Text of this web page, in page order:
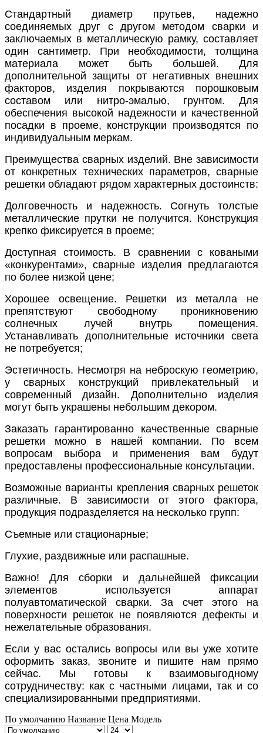
Стандартный диаметр прутьев, надежно
соединяемых друг с другом методом сварки и
заключаемых в металлическую рамку, составляет
один сантиметр. При необходимости, толщина
материала может быть большей. Для
дополнительной защиты от негативных внешних
факторов, изделия покрываются порошковым
составом или нитро-эмалью, грунтом. Для
обеспечения высокой надежности и качественной
посадки в проеме, конструкции производятся по
индивидуальным меркам.
Преимущества сварных изделий. Вне зависимости
от конкретных технических параметров, сварные
решетки обладают рядом характерных достоинств:
Долговечность и надежность. Согнуть толстые
металлические прутки не получится. Конструкция
крепко фиксируется в проеме;
Доступная стоимость. В сравнении с коваными
«конкурентами», сварные изделия предлагаются
по более низкой цене;
Хорошее освещение. Решетки из металла не
препятствуют свободному проникновению
солнечных лучей внутрь помещения.
Устанавливать дополнительные источники света
не потребуется;
Эстетичность. Несмотря на неброскую геометрию,
у сварных конструкций привлекательный и
современный дизайн. Дополнительно изделия
могут быть украшены небольшим декором.
Заказать гарантированно качественные сварные
решетки можно в нашей компании. По всем
вопросам выбора и применения вам будут
предоставлены профессиональные консультации.
Возможные варианты крепления сварных решеток
различные. В зависимости от этого фактора,
продукция подразделяется на несколько групп:
Съемные или стационарные;
Глухие, раздвижные или распашные.
Важно! Для сборки и дальнейшей фиксации
элементов используется аппарат
полуавтоматической сварки. За счет этого на
поверхности решеток не появляются дефекты и
нежелательные образования.
Если у вас остались вопросы или вы уже хотите
оформить заказ, звоните и пишите нам прямо
сейчас. Мы готовы к взаимовыгодному
сотрудничеству: как с частными лицами, так и со
специализированными предприятиями.
По умолчанию Название Цена Модель